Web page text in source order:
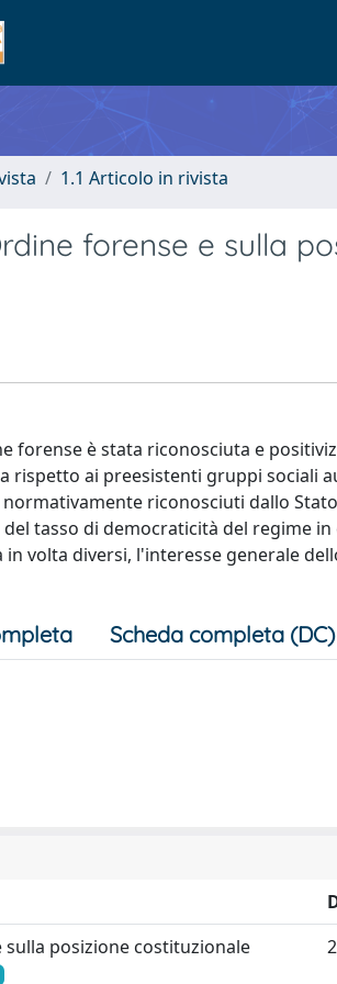
1.1 Articolo in rivista
forense e sulla
forense è stata riconosciuta e
rispetto ai preesistenti gruppi sociali
riconosciuti dallo
tasso di democraticità del regime
volta diversi, l'interesse generale
Scheda completa (DC)
posizione costituzionale